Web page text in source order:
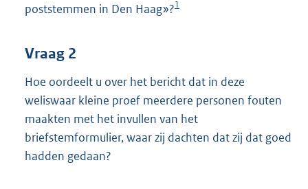
poststemmen in Den Haag»?1
Vraag 2
Hoe oordeelt u over het bericht dat in deze
weliswaar kleine proef meerdere personen fouten
maakten met het invullen van het
briefstemformulier, waar zij dachten dat zij dat goed
hadden gedaan?